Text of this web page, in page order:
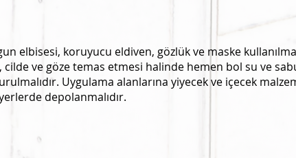
elbisesi, koruyucu eldiven, gözlük ve maske
ve göze temas etmesi halinde hemen bol su ve
Uygulama alanlarına yiyecek ve içecek
depolanmalıdır.